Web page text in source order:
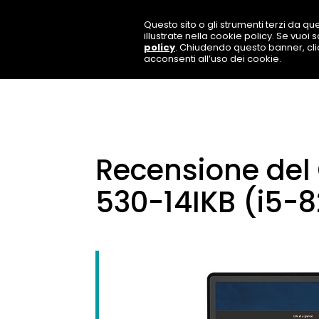
Recensione
530-14IKB (i5-
Questo sito o gli strumenti terzi da
illustrate nella cookie policy. Se vuoi
policy. Chiudendo questo banner,
acconsenti all’uso dei cookie.